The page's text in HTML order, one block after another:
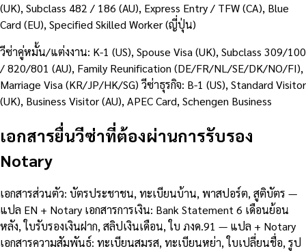
(UK), Subclass 482 / 186 (AU), Express Entry / TFW (CA), Blue
Card (EU), Specified Skilled Worker (ญี่ปุ่น)
วีซ่าคู่หมั้น/แต่งงาน: K-1 (US), Spouse Visa (UK), Subclass 309/100
/ 820/801 (AU), Family Reunification (DE/FR/NL/SE/DK/NO/FI),
Marriage Visa (KR/JP/HK/SG) วีซ่าธุรกิจ: B-1 (US), Standard Visitor
(UK), Business Visitor (AU), APEC Card, Schengen Business
เอกสารยื่นวีซ่าที่ต้องผ่านการรับรอง
Notary
เอกสารส่วนตัว: บัตรประชาชน, ทะเบียนบ้าน, พาสปอร์ต, สูติบัตร —
แปล EN + Notary เอกสารการเงิน: Bank Statement 6 เดือนย้อน
หลัง, ใบรับรองเงินฝาก, สลิปเงินเดือน, ใบ ภงด.91 — แปล + Notary
เอกสารความสัมพันธ์: ทะเบียนสมรส, ทะเบียนหย่า, ใบเปลี่ยนชื่อ, รูป